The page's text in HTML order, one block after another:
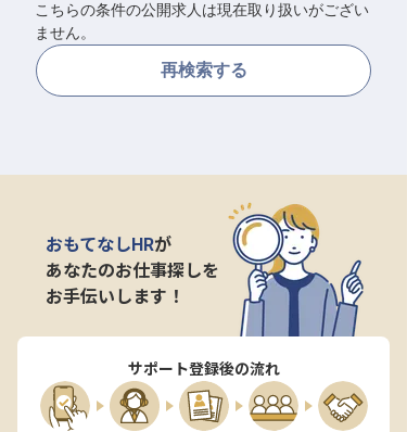
採用をお考えの企業様へ
こちらの条件の公開求人は現在取り扱いがござい
ません。
再検索する
おもてなしHRが
あなたのお仕事探しを
お手伝いします！
サポート登録後の流れ